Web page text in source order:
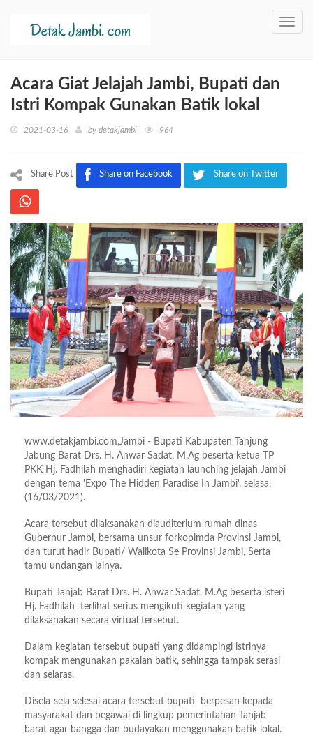
Acara Giat Jelajah Jambi, Bupati dan
Istri Kompak Gunakan Batik lokal
2021-03-16 by detakjambi 964
Share Post Share on Facebook Share on Twitter
www.detakjambi.com,Jambi - Bupati Kabupaten Tanjung
Jabung Barat Drs. H. Anwar Sadat, M.Ag beserta ketua TP
PKK Hj. Fadhilah menghadiri kegiatan launching jelajah Jambi
dengan tema 'Expo The Hidden Paradise In Jambi', selasa,
(16/03/2021).
Acara tersebut dilaksanakan diauditerium rumah dinas
Gubernur Jambi, bersama unsur forkopimda Provinsi Jambi,
dan turut hadir Bupati/ Walikota Se Provinsi Jambi, Serta
tamu undangan lainya.
Bupati Tanjab Barat Drs. H. Anwar Sadat, M.Ag beserta isteri
Hj. Fadhilah terlihat serius mengikuti kegiatan yang
dilaksanakan secara virtual tersebut.
Dalam kegiatan tersebut bupati yang didampingi istrinya
kompak mengunakan pakaian batik, sehingga tampak serasi
dan selaras.
Disela-sela selesai acara tersebut bupati berpesan kepada
masyarakat dan pegawai di lingkup pemerintahan Tanjab
barat agar bangga dan budayakan menggunakan batik lokal.